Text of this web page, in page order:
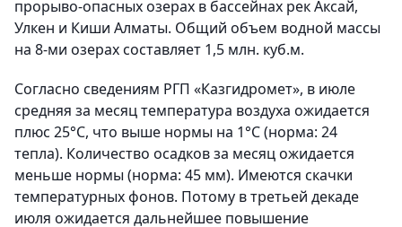
прорыво-опасных озерах в бассейнах рек Аксай,
Улкен и Киши Алматы. Общий объем водной массы
на 8-ми озерах составляет 1,5 млн. куб.м.
Согласно сведениям РГП «Казгидромет», в июле
средняя за месяц температура воздуха ожидается
плюс 25°С, что выше нормы на 1°С (норма: 24
тепла). Количество осадков за месяц ожидается
меньше нормы (норма: 45 мм). Имеются скачки
температурных фонов. Потому в третьей декаде
июля ожидается дальнейшее повышение